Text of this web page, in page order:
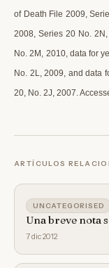
of Death File 2009,
2008, Series 20 No.
No. 2M, 2010, data for
No. 2L, 2009, and data
20, No. 2J, 2007.
ARTÍCULOS
UNCATEGORISED
Una breve nota
7 dic 2012